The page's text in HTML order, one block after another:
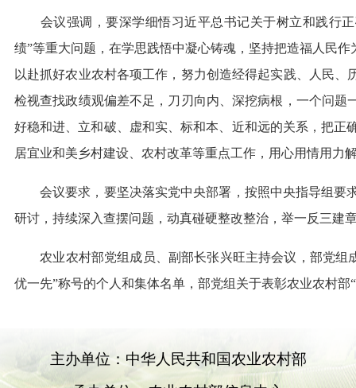
会议强调，要深学细悟习近平总书记关于树立和践行正
绩”等重大问题，在学思践悟中凝心铸魂，坚持把造福人民
以赴抓好农业农村各项工作，努力创造经得起实践、人民
检视查找政绩观偏差不足，刀刃向内、深挖病根，一个问
好稳和进、立和破、虚和实、标和本、近和远的关系，把
居宜业和美乡村建设、农村改革等重点工作，用心用情用力
会议要求，要坚决落实党中央部署，按照中央指导组要
研讨，持续深入查摆问题，动真碰硬整改整治，举一反三建
农业农村部党组成员、副部长张兴旺主持会议，部党组
优一先”称号的个人和集体名单，部党组关于表彰农业农村
主办单位：中华人民共和国农业农村部